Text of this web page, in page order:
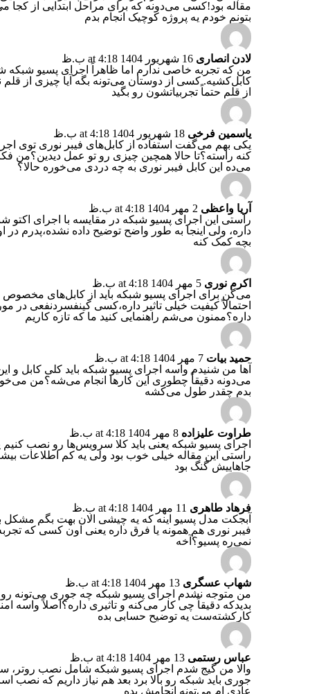
مقاله بود!کسی می‌دونه که برای مراحل ابتدایی از
بتونم خودم یه پروژه کوچیک انجام بدم
لادن انصاری 16 شهریور 1404 at 4:18 ب.ظ
من که تجربه خاصی ندارم اما ظاهراً اجرای پسیو شبکه
کابل‌کشیه. کسی از دوستان می‌تونه بگه آیا چیزی از
از قلم حتماً تجربیاتشون رو بگید
یاسمین فرخی 18 شهریور 1404 at 4:18 ب.ظ
یکی بهم می‌گفت استفاده از کابل‌های فیبر نوری توی
کنه راسته؟تا حالا همچین چیزی رو تو عمل
می‌ده این کابل فیبر نوری به چه دردی می‌خوره حالا؟
آریا واعظی 2 مهر 1404 at 4:18 ب.ظ
راستی این اجرای پسیو شبکه در مقایسه با اجرای
داره، ولی اینجا به طور واضح توضیح داده نشده،پدرم در
بچه کمک کنه
اکرم نوری 5 مهر 1404 at 4:18 ب.ظ
می‌گن برای اجرای پسیو شبکه باید از کابل‌های مخصوص
احتمالاً کیفیت خیلی تاثیر داره،کسی کینفسردنفعی در
داره؟ممنون می‌شم راهنمایی کنید ما که تازه کاریم
حمید بیات 7 مهر 1404 at 4:18 ب.ظ
آها من شنیدم واسه اجرای پسیو شبکه باید کلی کابل و
می‌دونه دقیقاً چطوری این کارها انجام می‌شه؟من
بدم چقدر طول می‌کشه
طراوت علیزاده 8 مهر 1404 at 4:18 ب.ظ
اجرای پسیو شبکه یعنی باید کلا سرویس‌ها رو نصب کنیم
راستی این مقاله خیلی خوب بود ولی یه کم اطلاعات
جاهاییش گنگ بود
فرهاد طاهری 11 مهر 1404 at 4:18 ب.ظ
آبجکت مدل پسیو اینه که یه چیشی الان بهت بگم مشکل
فیبر نوری هم همونه یا فرق داره یعنی اون کسی که
نمی‌ره پسیو؟آخه
شهاب عسگری 13 مهر 1404 at 4:18 ب.ظ
من متوجه نشدم اجرای پسیو شبکه چه جوری می‌تونه رو
بدیدکه دقیقاً چی کار می‌کنه و تاثیری داره؟اصلاً
کارکشته‌ست یه توضیح حسابی بده
عباس رستمی 13 مهر 1404 at 4:18 ب.ظ
والا من گیج شدم اجرای پسیو شبکه شامل نصب روتر،
جوری باید شبکه رو بالا برد بعد هم نیاز داریم که نصب
عادی ام می‌تونه انجامش بده